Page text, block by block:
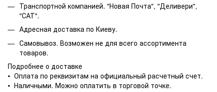
Транспортной компанией. "Новая Почта", "Деливери",
"САТ".
Адресная доставка по Киеву.
Самовывоз. Возможен не для всего ассортимента
товаров.
Подробнее о доставке
• Оплата по реквизитам на официальный расчетный счет.
• Наличными. Можно оплатить в торговой точке.